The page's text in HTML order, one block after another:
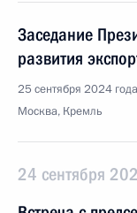
Заседание
развития
25 сентября 2024
Москва, Кремль
24 сентября